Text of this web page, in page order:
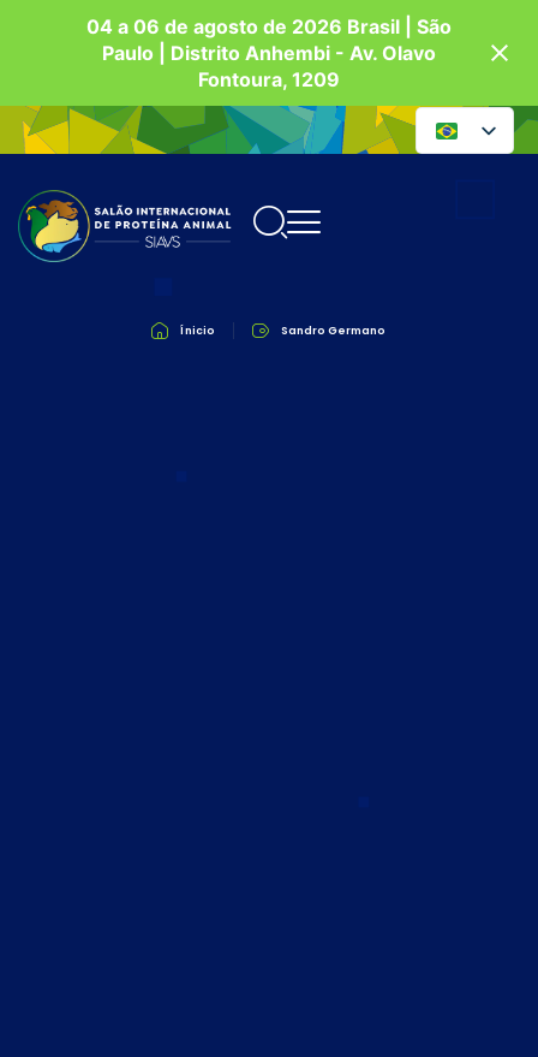
04 a 06 de agosto de 2026 Brasil | São
Paulo | Distrito Anhembi - Av. Olavo
Fontoura, 1209
Ínicio Sandro Germano